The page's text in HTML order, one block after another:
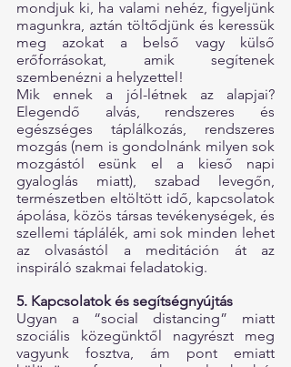
mondjuk ki, ha valami nehéz, figyeljünk
magunkra, aztán töltődjünk és keressük
meg azokat a belső vagy külső
erőforrásokat, amik segítenek
szembenézni a helyzettel!
Mik ennek a jól-létnek az alapjai?
Elegendő alvás, rendszeres és
egészséges táplálkozás, rendszeres
mozgás (nem is gondolnánk milyen sok
mozgástól esünk el a kieső napi
gyaloglás miatt), szabad levegőn,
természetben eltöltött idő, kapcsolatok
ápolása, közös társas tevékenységek, és
szellemi táplálék, ami sok minden lehet
az olvasástól a meditáción át az
inspiráló szakmai feladatokig.
5. Kapcsolatok és segítségnyújtás
Ugyan a “social distancing” miatt
szociális közegünktől nagyrészt meg
vagyunk fosztva, ám pont emiatt